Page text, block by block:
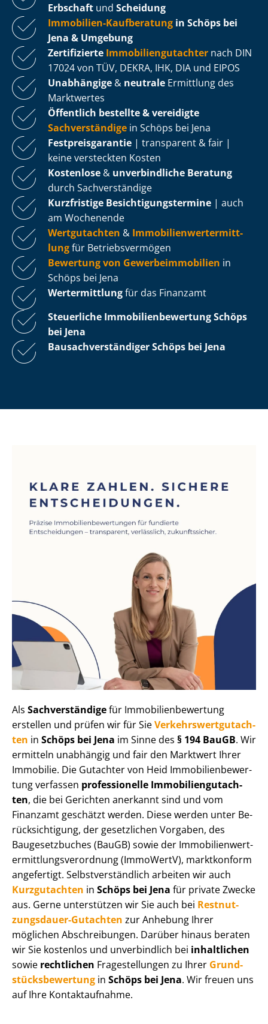
Erbschaft und Scheidung
Immobilien-Kaufberatung in Schöps bei
Jena & Umgebung
Zertifizierte Im­mo­bi­li­en­gut­ach­ter nach DIN
17024 von TÜV, DEKRA, IHK, DIA und EIPOS
Unabhängige & neutrale Ermittlung des
Marktwertes
Öffentlich bestellte & vereidigte
Sachverständige in Schöps bei Jena
Fest­preis­ga­ran­tie | transparent & fair |
keine versteckten Kosten
Kostenlose & unverbindliche Beratung
durch Sachverständige
Kurzfristige Be­sich­ti­gungs­ter­mi­ne | auch
am Wochenende
Wertgutachten & Im­mo­bi­li­en­wert­ermitt­
lungfür Be­triebs­ver­mö­gen
Bewertung von Ge­wer­be­im­mo­bi­li­en in
Schöps bei Jena
Wertermittlungfür das Finanzamt
Steuerliche Im­mo­bi­li­en­be­wer­tungSchöps
bei Jena
Bau­sach­ver­stän­di­ger Schöps bei Jena
Als Sachverständigefür Im­mo­bi­li­en­be­wer­tung
erstellen und prüfen wir für SieVer­kehrs­wert­gut­ach­
ten in Schöps bei Jena im Sinne des § 194 BauGB. Wir
ermitteln unabhängig und fair den Marktwert Ihrer
Immobilie. Die Gutachter von Heid Im­mo­bi­li­en­be­wer­
tung verfassen professionelle Im­mo­bi­li­en­gut­ach­
ten, die bei Gerichten anerkannt sind und vom
Finanzamt geschätzt werden. Diese werden unter Be­
rück­sich­ti­gung, der gesetzlichen Vorgaben, des
Baugesetzbuches (BauGB) sowie der Im­mo­bi­li­en­wert­
ermitt­lungs­ver­ord­nung (ImmoWertV), marktkonform
angefertigt. Selbst­ver­ständ­lich arbeiten wir auch
Kurzgutachten in Schöps bei Jena für private Zwecke
aus. Gerne unterstützen wir Sie auch bei Rest­nut­
zungs­dau­er-Gutachten zur Anhebung Ihrer
möglichen Abschreibungen. Darüber hinaus beraten
wir Sie kostenlos und unverbindlich bei inhaltlichen
sowie rechtlichen Fragestellungen zu Ihrer Grund­
stücks­be­wer­tung in Schöps bei Jena. Wir freuen uns
auf Ihre Kontaktaufnahme.